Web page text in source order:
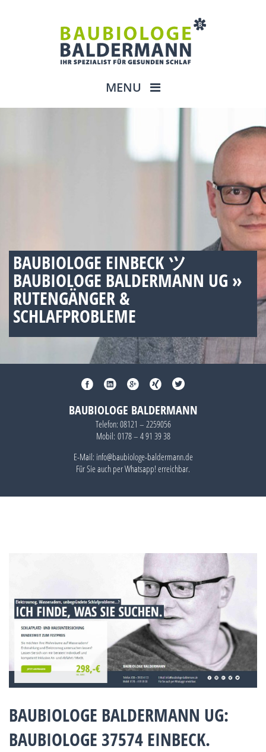
MENU
BAUBIOLOGE EINBECK ツ
BAUBIOLOGE BALDERMANN UG »
RUTENGÄNGER &
SCHLAFPROBLEME
BAUBIOLOGE BALDERMANN
Telefon: 08121 – 2259056
Mobil: 0178 – 4 91 39 38
E-Mail: info@baubiologe-baldermann.de
Für Sie auch perWhatsapp!erreichbar.
BAUBIOLOGE BALDERMANN UG:
BAUBIOLOGE 37574 EINBECK.